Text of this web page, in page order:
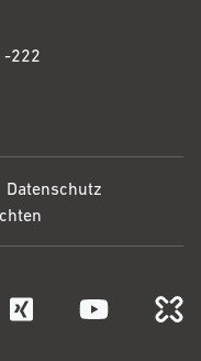
-222
Datenschutz